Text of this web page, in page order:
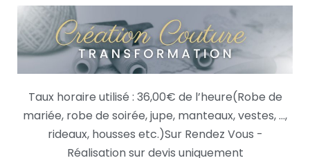
Taux horaire utilisé : 36,00€ de l’heure(Robe de
mariée, robe de soirée, jupe, manteaux, vestes, …,
rideaux, housses etc.)Sur Rendez Vous -
Réalisation sur devis uniquement